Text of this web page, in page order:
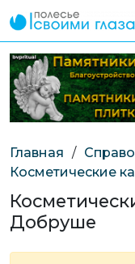
Главная /
Косметические
Добруше